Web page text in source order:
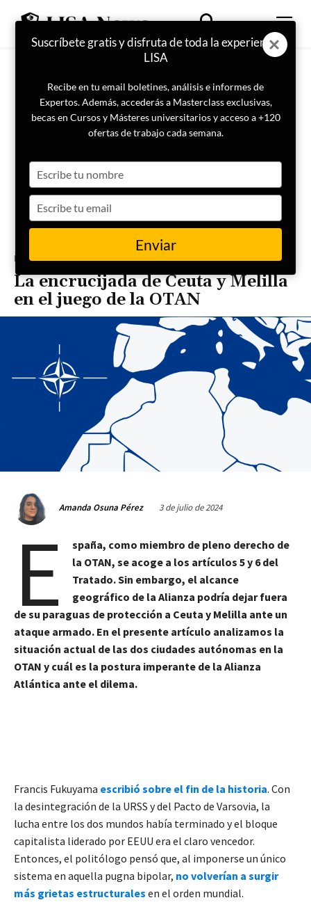
Portada Especial Cumbre OTAN
La encrucijada de Ceuta y Melilla
en el juego de la OTAN
Amanda Osuna Pérez 3 de julio de 2024
E
spaña, como miembro de pleno derecho de
la OTAN, se acoge a los artículos 5 y 6 del
Tratado. Sin embargo, el alcance
geográfico de la Alianza podría dejar fuera
de su paraguas de protección a Ceuta y Melilla ante un
ataque armado. En el presente artículo analizamos la
situación actual de las dos ciudades autónomas en la
OTAN y cuál es la postura imperante de la Alianza
Atlántica ante el dilema.
Francis Fukuyama escribió sobre el fin de la historia. Con
la desintegración de la URSS y del Pacto de Varsovia, la
lucha entre los dos mundos había terminado y el bloque
capitalista liderado por EEUU era el claro vencedor.
Entonces, el politólogo pensó que, al imponerse un único
sistema en aquella pugna bipolar, no volverían a surgir
más grietas estructurales en el orden mundial.
Suscríbete gratis y disfruta de toda la experiencia
LISA
Recibe en tu email boletines, análisis e informes de
Expertos. Además, accederás a Masterclass exclusivas,
becas en Cursos y Másteres universitarios y acceso a +120
ofertas de trabajo cada semana.
your
name
your
email
Enviar